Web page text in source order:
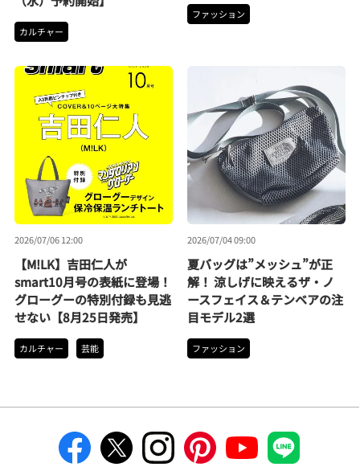
カルチャー
ファッション
2026/07/06 12:00
【M!LK】吉田仁人が
smart10月号の表紙に登場！
グローグーの特別付録も見逃
せない【8月25日発売】
カルチャー 芸能
2026/07/04 09:00
夏バッグは”メッシュ”が正
解！ 涼しげに映えるザ・ノ
ースフェイス＆テンベアの注
目モデル2選
ファッション